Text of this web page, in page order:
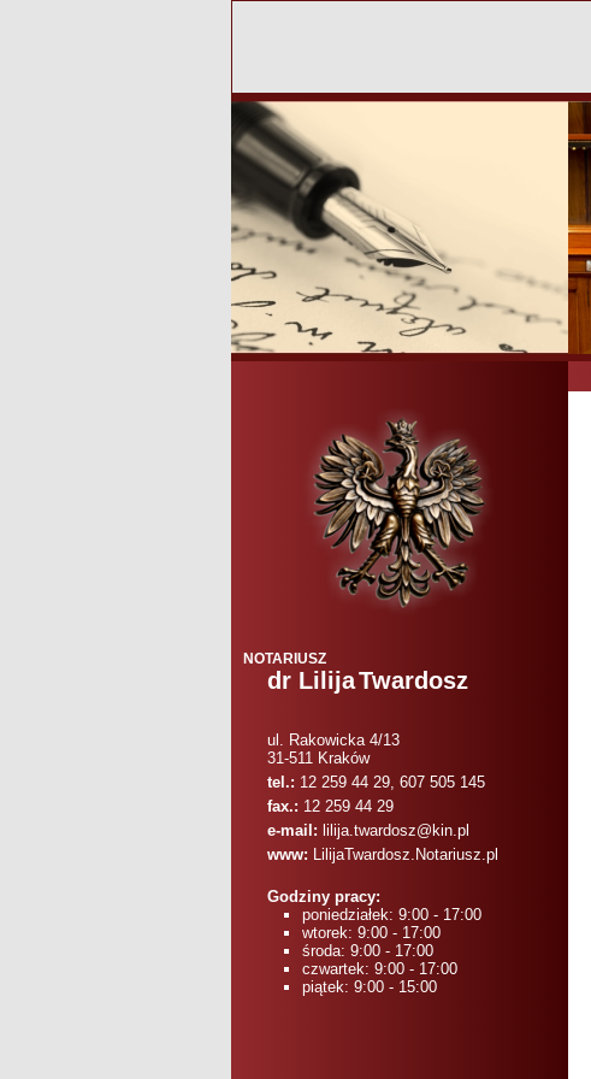
NOTARIUSZ
dr LilijaTwardosz
ul. Rakowicka 4/13
31-511 Kraków
tel.: 12 259 44 29, 607 505 145
fax.: 12 259 44 29
e-mail: lilija.twardosz@kin.pl
www: LilijaTwardosz.Notariusz.pl
Godziny pracy:
poniedziałek: 9:00 - 17:00
wtorek: 9:00 - 17:00
środa: 9:00 - 17:00
czwartek: 9:00 - 17:00
piątek: 9:00 - 15:00